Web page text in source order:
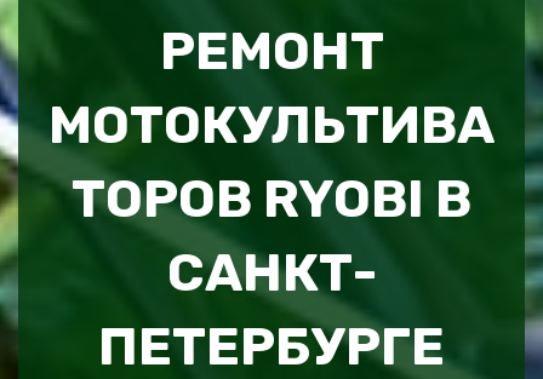
РЕМОНТ
МОТОКУЛЬТИВА
ТОРОВ RYOBI В
САНКТ-
ПЕТЕРБУРГЕ